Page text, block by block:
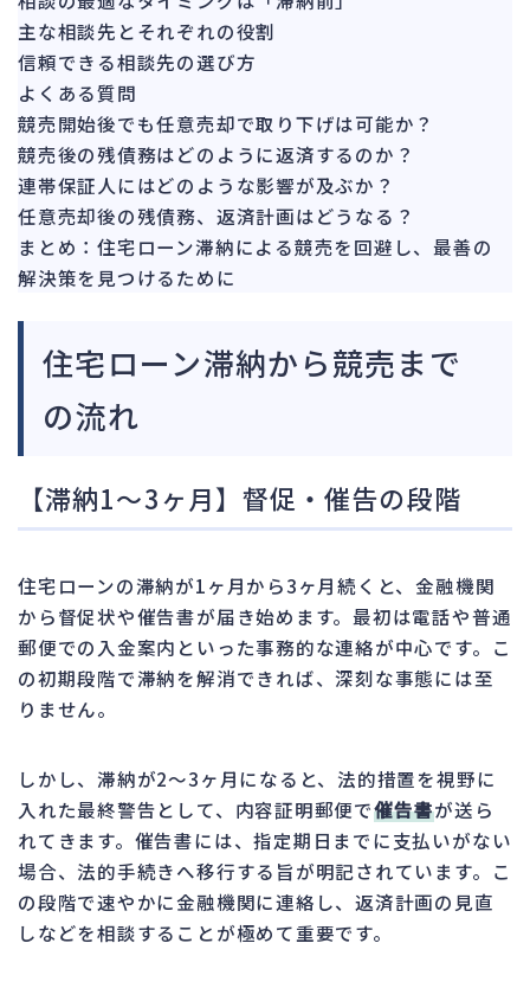
主な相談先とそれぞれの役割
信頼できる相談先の選び方
よくある質問
競売開始後でも任意売却で取り下げは可能か？
競売後の残債務はどのように返済するのか？
連帯保証人にはどのような影響が及ぶか？
任意売却後の残債務、返済計画はどうなる？
まとめ：住宅ローン滞納による競売を回避し、最善の
解決策を見つけるために
住宅ローン滞納から競売まで
の流れ
【滞納1～3ヶ月】督促・催告の段階
住宅ローンの滞納が1ヶ月から3ヶ月続くと、金融機関
から督促状や催告書が届き始めます。最初は電話や普通
郵便での入金案内といった事務的な連絡が中心です。こ
の初期段階で滞納を解消できれば、深刻な事態には至
りません。
しかし、滞納が2〜3ヶ月になると、法的措置を視野に
入れた最終警告として、内容証明郵便で催告書が送ら
れてきます。催告書には、指定期日までに支払いがない
場合、法的手続きへ移行する旨が明記されています。こ
の段階で速やかに金融機関に連絡し、返済計画の見直
しなどを相談することが極めて重要です。